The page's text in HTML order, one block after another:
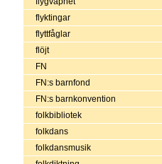
flyktingar
flyttfåglar
flöjt
FN
FN:s barnfond
FN:s barnkonvention
folkbibliotek
folkdans
folkdansmusik